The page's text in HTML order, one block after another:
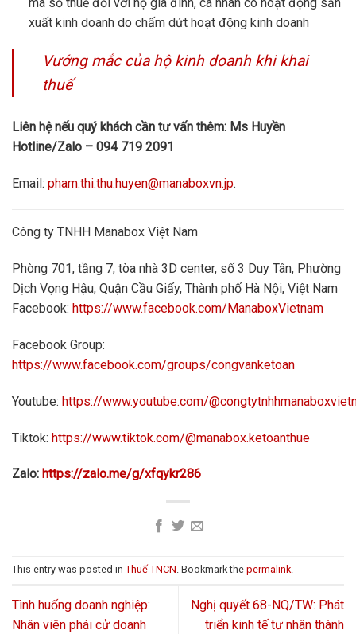
xuất kinh doanh do chấm dứt hoạt động kinh doanh
Vướng mắc của hộ kinh doanh khi khai
thuế
Liên hệ nếu quý khách cần tư vấn thêm: Ms Huyền
Hotline/Zalo – 094 719 2091
Email: pham.thi.thu.huyen@manaboxvn.jp.
Công ty TNHH Manabox Việt Nam
Phòng 701, tầng 7, tòa nhà 3D center, số 3 Duy Tân, Phường
Dịch Vọng Hậu, Quận Cầu Giấy, Thành phố Hà Nội, Việt Nam
Facebook: https://www.facebook.com/ManaboxVietnam
Facebook Group:
https://www.facebook.com/groups/congvanketoan
Youtube: https://www.youtube.com/
Tiktok: https://www.tiktok.com/@manabox.ketoanthue
Zalo: https://zalo.me/g/xfqykr286
This entry was posted in Thuế TNCN. Bookmark the permalink.
Tình huống doanh nghiệp:
Nhân viên phái cử doanh
Nghị quyết 68-NQ/TW: Phát
triển kinh tế tư nhân thành